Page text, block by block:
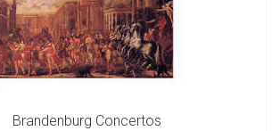
Brandenburg Concertos